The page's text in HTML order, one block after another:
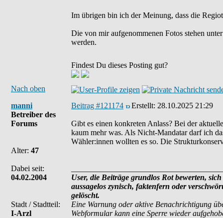
Im übrigen bin ich der Meinung, dass die
Die von mir aufgenommenen Fotos stehen
werden.
Findest Du dieses Posting gut?
Nach oben
manni
Betreiber des
Forums
Alter: 47
Dabei seit:
04.02.2004
Stadt / Stadtteil:
I-Arzl
Beitrag #121174 Erstellt: 28.10.2025 21:29
Gibt es einen konkreten Anlass? Bei der
kaum mehr was. Als Nicht-Mandatar darf ich
Wähler:innen wollten es so. Die
User, die Beiträge grundlos Rot bewerten,
aussagelos zynisch, faktenfern oder
gelöscht.
Eine Warnung oder aktive Benachrichtigung
Webformular kann eine Sperre wieder